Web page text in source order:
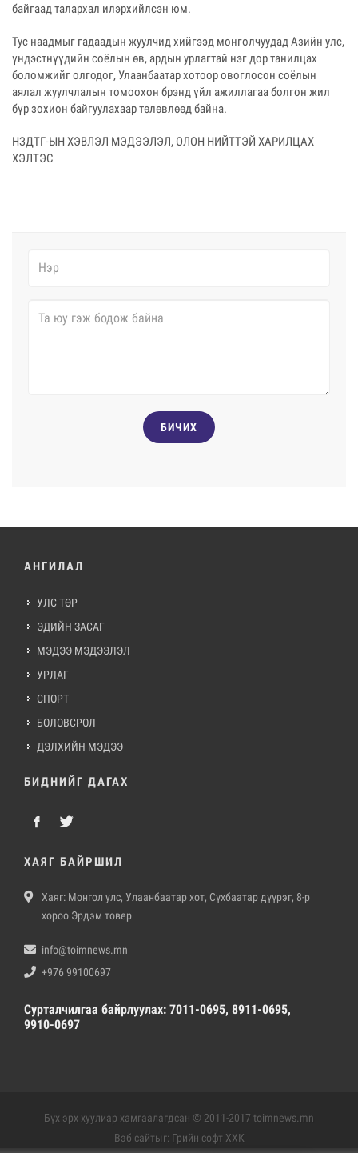
байгаад талархал илэрхийлсэн юм.
Тус наадмыг гадаадын жуулчид хийгээд монголчуудад Азийн улс,
үндэстнүүдийн соёлын өв, ардын урлагтай нэг дор танилцах
боломжийг олгодог, Улаанбаатар хотоор овоглосон соёлын
аялал жуулчлалын томоохон брэнд үйл ажиллагаа болгон жил
бүр зохион байгуулахаар төлөвлөөд байна.
НЗДТГ-ЫН ХЭВЛЭЛ МЭДЭЭЛЭЛ, ОЛОН НИЙТТЭЙ ХАРИЛЦАХ
ХЭЛТЭС
БИЧИХ
АНГИЛАЛ
УЛС ТӨР
ЭДИЙН ЗАСАГ
МЭДЭЭ МЭДЭЭЛЭЛ
УРЛАГ
СПОРТ
БОЛОВСРОЛ
ДЭЛХИЙН МЭДЭЭ
БИДНИЙГ ДАГАХ
ХАЯГ БАЙРШИЛ
Хаяг: Монгол улс, Улаанбаатар хот, Сүхбаатар дүүрэг, 8-р
хороо Эрдэм товер
info@toimnews.mn
+976 99100697
Сурталчилгаа байрлуулах: 7011-0695, 8911-0695,
9910-0697
Бүх эрх хуулиар хамгаалагдсан © 2011-2017 toimnews.mn
Вэб сайтыг: Грийн софт ХХК